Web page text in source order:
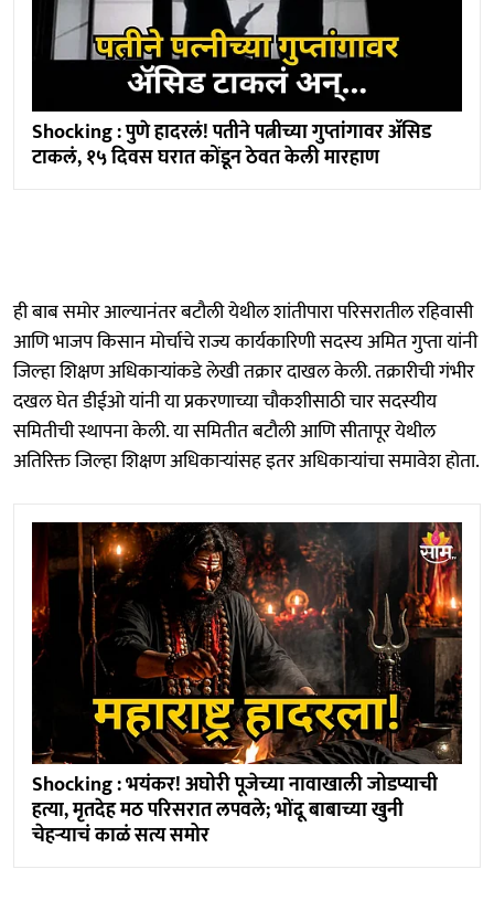
Shocking : पुणे हादरलं! पतीने पत्नीच्या गुप्तांगावर ॲसिड
टाकलं, १५ दिवस घरात कोंडून ठेवत केली मारहाण
ही बाब समोर आल्यानंतर बटौली येथील शांतीपारा परिसरातील रहिवासी
आणि भाजप किसान मोर्चाचे राज्य कार्यकारिणी सदस्य अमित गुप्ता यांनी
जिल्हा शिक्षण अधिकाऱ्यांकडे लेखी तक्रार दाखल केली. तक्रारीची गंभीर
दखल घेत डीईओ यांनी या प्रकरणाच्या चौकशीसाठी चार सदस्यीय
समितीची स्थापना केली. या समितीत बटौली आणि सीतापूर येथील
अतिरिक्त जिल्हा शिक्षण अधिकाऱ्यांसह इतर अधिकाऱ्यांचा समावेश होता.
Shocking : भयंकर! अघोरी पूजेच्या नावाखाली जोडप्याची
हत्या, मृतदेह मठ परिसरात लपवले; भोंदू बाबाच्या खुनी
चेहऱ्याचं काळं सत्य समोर